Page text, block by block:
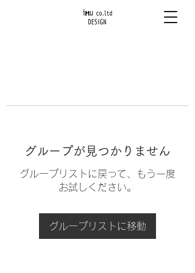
グループが見つかりません
グループリストに戻って、もう一度
お試しください。
グループリストに移動